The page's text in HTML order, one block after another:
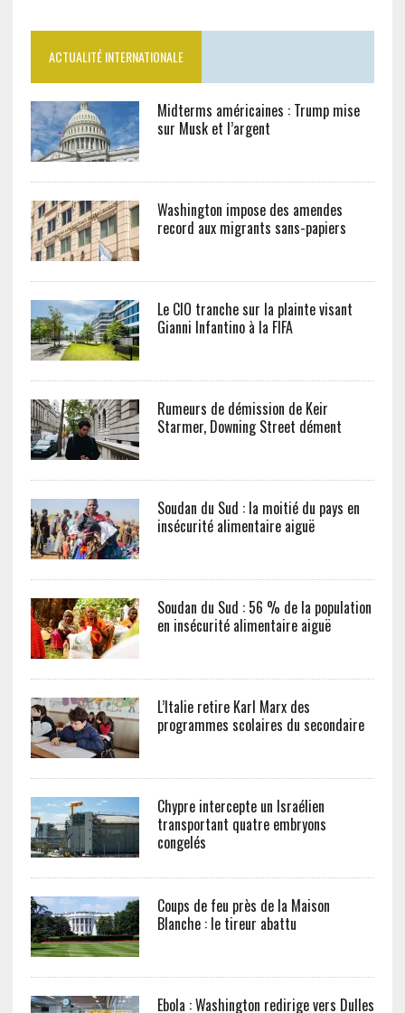
ACTUALITÉ INTERNATIONALE
Midterms américaines : Trump mise
sur Musk et l’argent
Washington impose des amendes
record aux migrants sans-papiers
Le CIO tranche sur la plainte visant
Gianni Infantino à la FIFA
Rumeurs de démission de Keir
Starmer, Downing Street dément
Soudan du Sud : la moitié du pays en
insécurité alimentaire aiguë
Soudan du Sud : 56 % de la population
en insécurité alimentaire aiguë
L’Italie retire Karl Marx des
programmes scolaires du secondaire
Chypre intercepte un Israélien
transportant quatre embryons
congelés
Coups de feu près de la Maison
Blanche : le tireur abattu
Ebola : Washington redirige vers Dulles